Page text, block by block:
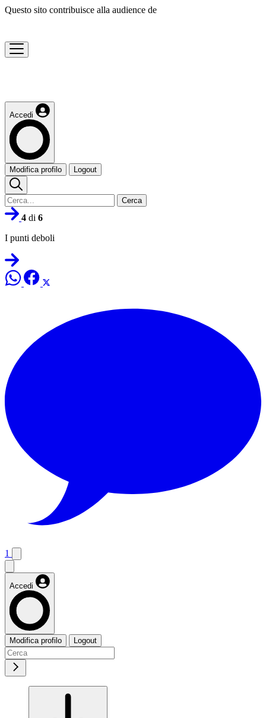
Questo sito contribuisce alla audience de
Accedi
Modifica profilo Logout
Cerca
4 di 6
I punti deboli
1
Accedi
Modifica profilo Logout